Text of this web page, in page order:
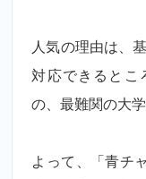
人気の理由は、
対応できるとこ
の、最難関の大
よって、「青チ